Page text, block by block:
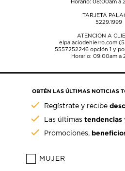
Horario: 08:00am a
TARJETA
5229.1999
ATENCIÓN A
elpalaciodehierro.com
5557252246opción 1 y
Horario: 09:00am a
OBTÉN LAS ÚLTIMAS NOTICIAS
Regístrate y recibe
Las últimastendencias
Promociones,
MUJER